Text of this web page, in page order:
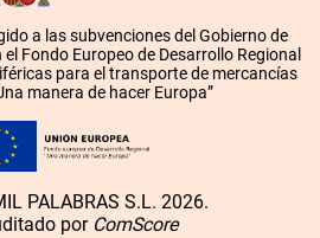
a las subvenciones del Gobierno de
Fondo Europeo de Desarrollo Regional
para el transporte de mercancías
manera de hacer Europa”
PALABRAS S.L. 2026.
por ComScore